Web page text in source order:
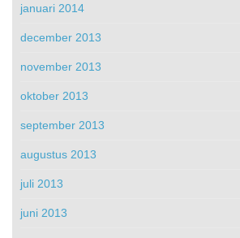
januari 2014
december 2013
november 2013
oktober 2013
september 2013
augustus 2013
juli 2013
juni 2013